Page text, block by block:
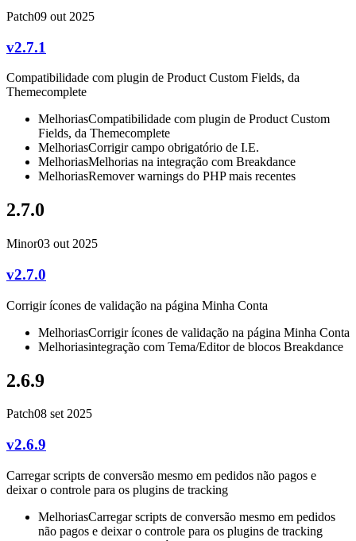
Patch09 out 2025
v2.7.1
Compatibilidade com plugin de Product Custom Fields, da
Themecomplete
MelhoriasCompatibilidade com plugin de Product Custom
Fields, da Themecomplete
MelhoriasCorrigir campo obrigatório de I.E.
MelhoriasMelhorias na integração com Breakdance
MelhoriasRemover warnings do PHP mais recentes
2.7.0
Minor03 out 2025
v2.7.0
Corrigir ícones de validação na página Minha Conta
MelhoriasCorrigir ícones de validação na página Minha Conta
Melhoriasintegração com Tema/Editor de blocos Breakdance
2.6.9
Patch08 set 2025
v2.6.9
Carregar scripts de conversão mesmo em pedidos não pagos e
deixar o controle para os plugins de tracking
MelhoriasCarregar scripts de conversão mesmo em pedidos
não pagos e deixar o controle para os plugins de tracking